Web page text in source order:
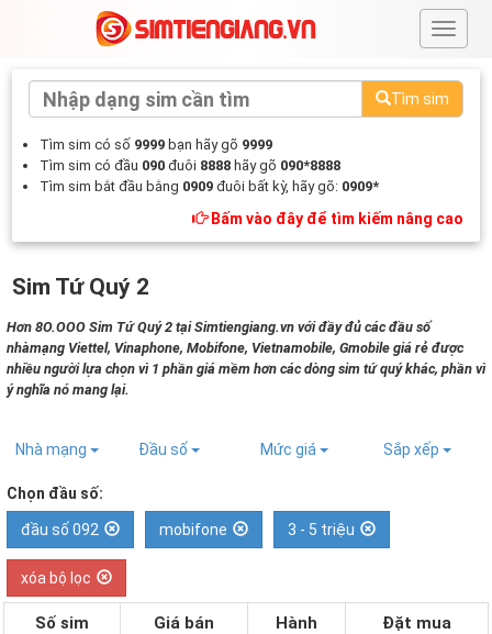
#
Tìm sim
Tìm sim có số 9999 bạn hãy gõ 9999
Tìm sim có đầu 090 đuôi 8888 hãy gõ 090*8888
Tìm sim bắt đầu bằng 0909 đuôi bất kỳ, hãy gõ: 0909*
Bấm vào đây để tìm kiếm nâng cao
Sim Tứ Quý 2
Hơn 8O.OOO Sim Tứ Quý 2 tại Simtiengiang.vn với đầy đủ các đầu số
nhàmạng Viettel, Vinaphone, Mobifone, Vietnamobile, Gmobile giá rẻ được
nhiều người lựa chọn vì 1 phần giá mềm hơn các dòng sim tứ quý khác, phần vì
ý nghĩa nó mang lại.
Nhà mạng Đầu số Mức giá Sắp xếp
Chọn đầu số:
đầu số 092 mobifone 3 - 5 triệu
xóa bộ lọc
Số sim Giá bán Hành Đặt mua